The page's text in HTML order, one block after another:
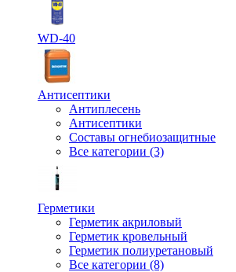
WD-40
Антисептики
Антиплесень
Антисептики
Составы огнебиозащитные
Все категории (3)
Герметики
Герметик акриловый
Герметик кровельный
Герметик полиуретановый
Все категории (8)